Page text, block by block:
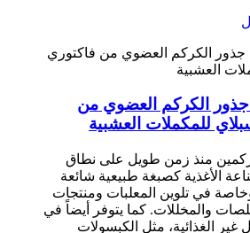
الكركم العضوي من
للمكملات العشبية
منذ زمن طويل على نطاق
الأغذية كصبغة طبيعية شائعة
وخاصة في تلوين المعلبات ومنتجات
والمخللات. كما يتوفر أيضاً في
غير الغذائية، مثل الكبسولات